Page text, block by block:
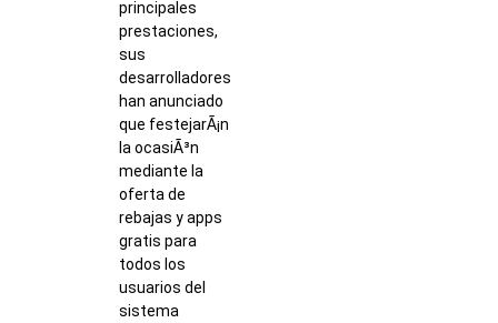
principales
prestaciones,
sus
desarrolladores
han anunciado
que festejarÃ¡n
la ocasiÃ³n
mediante la
oferta de
rebajas y apps
gratis para
todos los
usuarios del
sistema